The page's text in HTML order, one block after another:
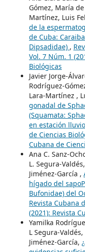
Gómez, María
Martínez, Luis
de la
de Cuba:
Dipsadidae) ,
Vol. 7 Núm. 1
Biológicas
Javier Jorge-
Rodríguez-
Lara-Martínez ,
gonadal de
(Squamata:
en estación
de Ciencias
Cubana de
Ana C. Sanz-
L. Segura-
Jiménez-García ,
hígado del
Bufonidae) del
Revista Cubana
(2021): Revista
Yamilka
L Segura-
Jiménez-García,